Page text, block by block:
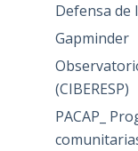
Defensa de
Gapminder
(CIBERESP)
PACAP_